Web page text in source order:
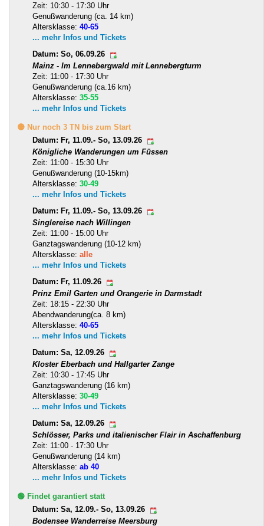
Zeit: 10:30 - 17:30 Uhr
Genußwanderung (ca. 14 km)
Altersklasse: 40-65
... mehr Infos und Tickets
Datum: So, 06.09.26
Mainz - Im Lennebergwald mit Lennebergturm
Zeit: 11:00 - 17:30 Uhr
Genußwanderung (ca.16 km)
Altersklasse: 35-55
... mehr Infos und Tickets
🟡 Nur noch 3 TN bis zum Start
Datum: Fr, 11.09.- So, 13.09.26
Königliche Wanderungen um Füssen
Zeit: 11:00 - 15:30 Uhr
Genußwanderung (10-15km)
Altersklasse: 30-49
... mehr Infos und Tickets
Datum: Fr, 11.09.- So, 13.09.26
Singlereise nach Willingen
Zeit: 11:00 - 15:00 Uhr
Ganztagswanderung (10-12 km)
Altersklasse: alle
... mehr Infos und Tickets
Datum: Fr, 11.09.26
Prinz Emil Garten und Orangerie in Darmstadt
Zeit: 18:15 - 22:30 Uhr
Abendwanderung(ca. 8 km)
Altersklasse: 40-65
... mehr Infos und Tickets
Datum: Sa, 12.09.26
Kloster Eberbach und Hallgarter Zange
Zeit: 10:30 - 17:45 Uhr
Ganztagswanderung (16 km)
Altersklasse: 30-49
... mehr Infos und Tickets
Datum: Sa, 12.09.26
Schlösser, Parks und italienischer Flair in Aschaffenburg
Zeit: 11:00 - 17:30 Uhr
Genußwanderung (14 km)
Altersklasse: ab 40
... mehr Infos und Tickets
🟢 Findet garantiert statt
Datum: Sa, 12.09.- So, 13.09.26
Bodensee Wanderreise Meersburg